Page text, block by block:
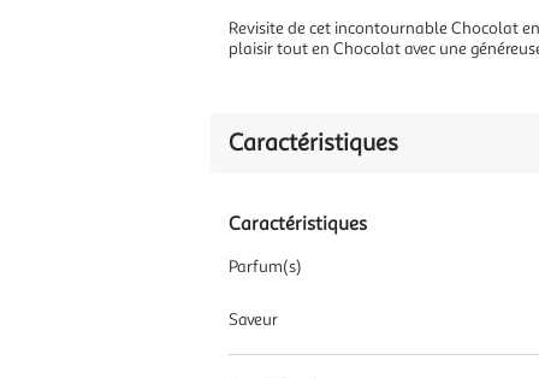
Revisite de cet incontournable Chocolat
plaisir tout en Chocolat avec une
Caractéristiques
Caractéristiques
Parfum(s)
Saveur